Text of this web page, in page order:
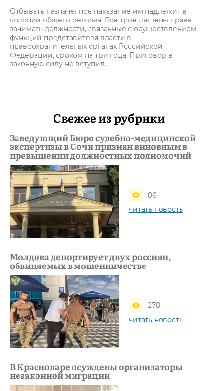
Отбывать назначенное наказание им надлежит в
колонии общего режима. Все трое лишены права
занимать должности, связанные с осуществлением
функций представителя власти в
правоохранительных органах Российской
Федерации, сроком на три года. Приговор в
законную силу не вступил.
Свежее из рубрики
Заведующий Бюро судебно-медицинской
экспертизы в Сочи признан виновным в
превышении должностных полномочий
86
читать новость
Молдова депортирует двух россиян,
обвиняемых в мошенничестве
278
читать новость
В Краснодаре осуждены организаторы
незаконной миграции